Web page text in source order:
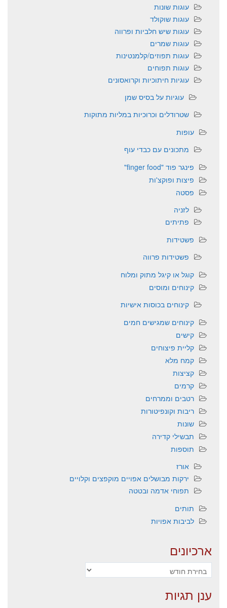
עוגות שונות
עוגות שוקולד
עוגות שיש חלביות ופרווה
עוגות שמרים
עוגות תפוזים/קלמנטינות
עוגות תפוחים
עוגיות חיתוכיות וקרואסונים
עוגיות על בסיס שמן
שטרודלים וכרוכיות במליות מתוקות
עופות
מתכונים עם כבדי עוף
פינגר פוד "finger food"
פיצות ופוקצ'ות
פסטה
לזניה
פתיתים
פשטידות
פשטידות פרווה
קוגל או קיגל מתוק ומלוח
קינוחים ומוסים
קינוחים בכוסות אישיות
קינוחים שמגישים חמים
קישים
קליית פיצוחים
קמח מלא
קציצות
קרמים
רטבים וממרחים
ריבות וקונפיטורות
שונות
תבשילי קדירה
תוספות
אורז
ירקות מבושלים אפויים מוקפצים וקלויים
תפוחי אדמה ובטטה
תותים
לביבות אפויות
ארכיונים
ארכיונים
ענן תגיות